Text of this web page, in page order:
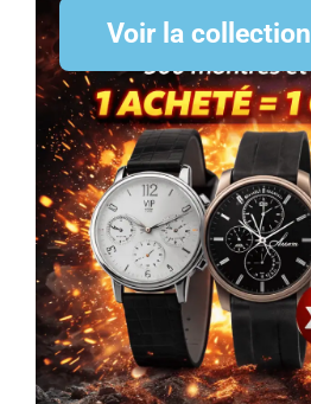
Voir la collection